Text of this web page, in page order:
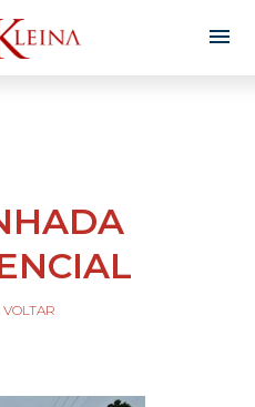
VOLTAR